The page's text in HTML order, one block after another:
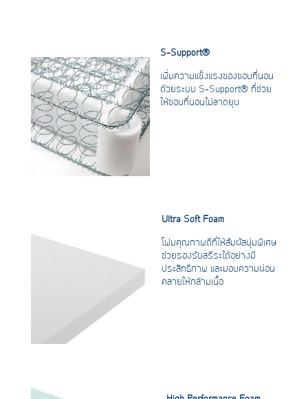
S-Support®
เพิ่มความแข็งแรงของขอบที่นอน
ด้วยระบบ S-Support® ที่ช่วย
ให้ขอบที่นอนไม่ลาดยุบ
Ultra Soft Foam
โฟมคุณภาพดีที่ให้สัมผัสนุ่มพิเศษ
ช่วยรองรับสรีระได้อย่างมี
ประสิทธิภาพ และมอบความผ่อน
คลายให้กล้ามเนื้อ